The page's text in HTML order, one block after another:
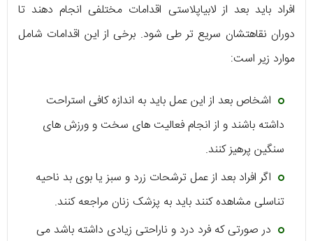
افراد باید بعد از لابیاپلاستی اقدامات مختلفی انجام دهند تا
دوران نقاهتشان سریع تر طی شود. برخی از این اقدامات شامل
موارد زیر است:
اشخاص بعد از این عمل باید به اندازه کافی استراحت
داشته باشند و از انجام فعالیت های سخت و ورزش های
سنگین پرهیز کنند.
اگر افراد بعد از عمل ترشحات زرد و سبز یا بوی بد ناحیه
تناسلی مشاهده کنند باید به پزشک زنان مراجعه کنند.
در صورتی که فرد درد و ناراحتی زیادی داشته باشد می